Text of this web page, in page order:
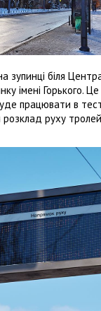
зупинці біля
імені Горького.
працювати в
руху